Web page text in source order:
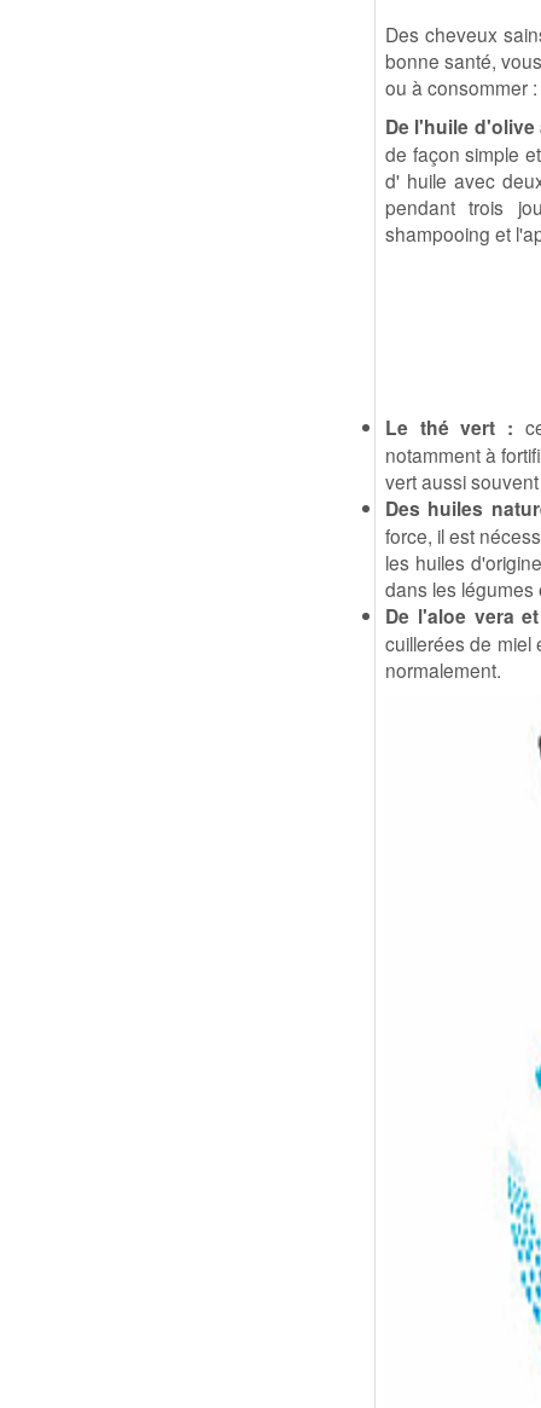
Des cheveux
bonne santé,
ou à consommer :
De l'huile
de façon simple
d' huile avec
pendant trois
shampooing et
Le thé vert :
notamment à
vert aussi
Des huiles
force, il est
les huiles
dans les légumes
De l'aloe vera
cuillerées de miel
normalement.